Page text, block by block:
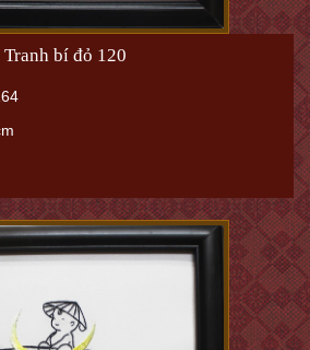
Tranh bí đỏ 120